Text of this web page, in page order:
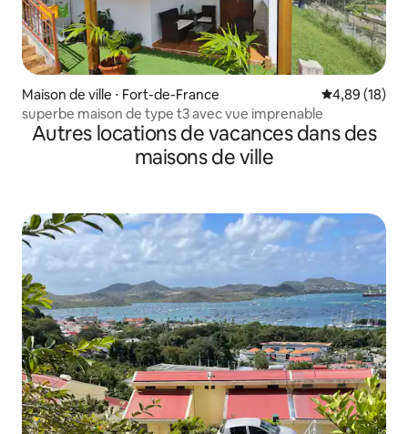
Maison de ville ⋅ Fort-de-France Évaluation
4,89 (18)
superbe maison de type t3 avec vue imprenable
Autres locations de vacances dans des
maisons de ville